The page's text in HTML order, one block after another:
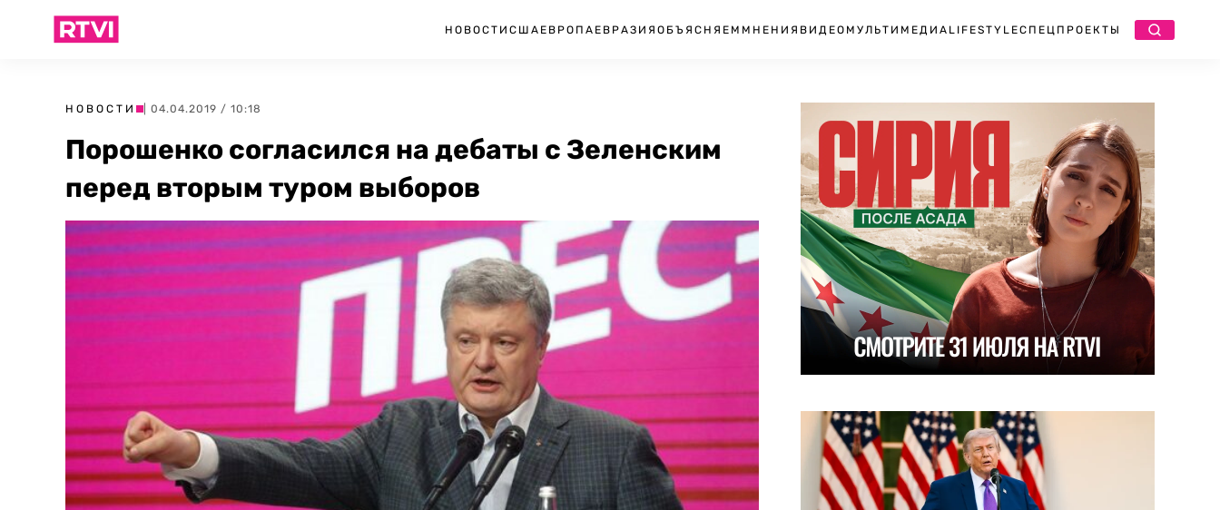
НОВОСТИ США ЕВРОПА ЕВРАЗИЯ ОБЪЯСНЯЕМ МНЕНИЯ ВИДЕО МУЛЬТИМЕДИА LIFESTYLEСПЕЦПРОЕКТЫ
НОВОСТИ | 04.04.2019 / 10:18
Порошенко согласился на дебаты с Зеленским
перед вторым туром выборов